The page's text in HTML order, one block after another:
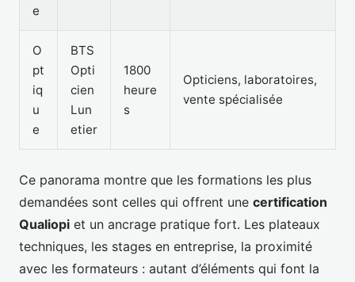
e
O
pt
iq
u
e
BTS
Opti
cien
Lun
etier
1800
heure
s
Opticiens, laboratoires,
vente spécialisée
Ce panorama montre que les formations les plus
demandées sont celles qui offrent une certification
Qualiopi et un ancrage pratique fort. Les plateaux
techniques, les stages en entreprise, la proximité
avec les formateurs : autant d’éléments qui font la